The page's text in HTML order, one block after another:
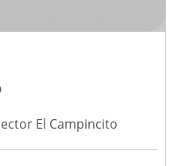
El Campincito